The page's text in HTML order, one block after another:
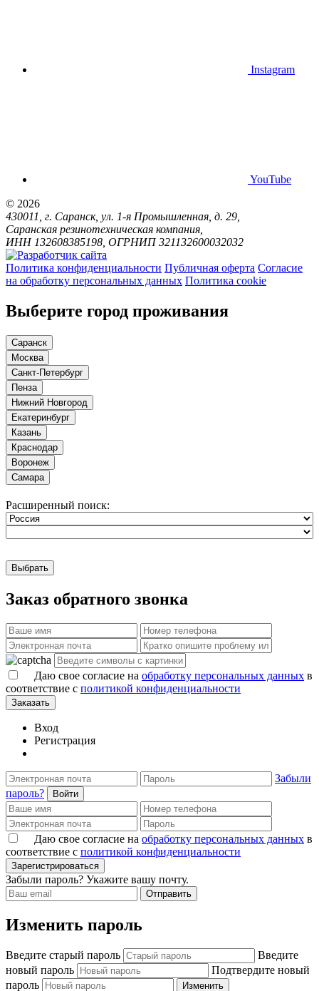
Instagram
YouTube
© 2026
430011, г. Саранск, ул. 1-я Промышленная, д. 29,
Саранская резинотехническая компания,
ИНН 132608385198, ОГРНИП 321132600032032
Политика конфиденциальности Публичная оферта Согласие
на обработку персональных данных Политика cookie
Выберите город проживания
Саранск
Москва
Санкт-Петербург
Пенза
Нижний Новгород
Екатеринбург
Казань
Краснодар
Воронеж
Самара
Расширенный поиск:
Выбрать
Заказ обратного звонка
Даю свое согласие на обработку персональных данных в
соответствие с политикой конфиденциальности
Заказать
Вход
Регистрация
Забыли
пароль?
Войти
Даю свое согласие на обработку персональных данных в
соответствие с политикой конфиденциальности
Зарегистрироваться
Забыли пароль? Укажите вашу почту.
Отправить
Изменить пароль
Введите старый пароль
Введите
новый пароль
Подтвердите новый
пароль
Изменить